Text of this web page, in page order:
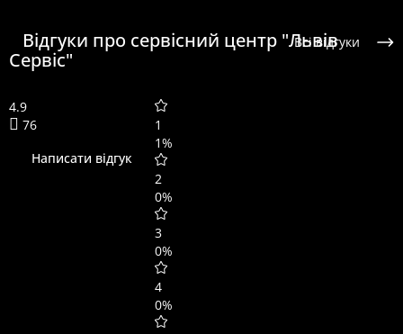
Відгуки про сервісний центр "Львів
Сервіс"
Всі відгуки
4.9
76
Написати відгук
1
1%
2
0%
3
0%
4
0%